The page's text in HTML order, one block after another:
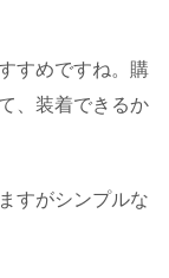
すめですね。購
、装着できるか
すがシンプルな